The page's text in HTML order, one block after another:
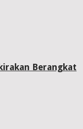
Berangkat